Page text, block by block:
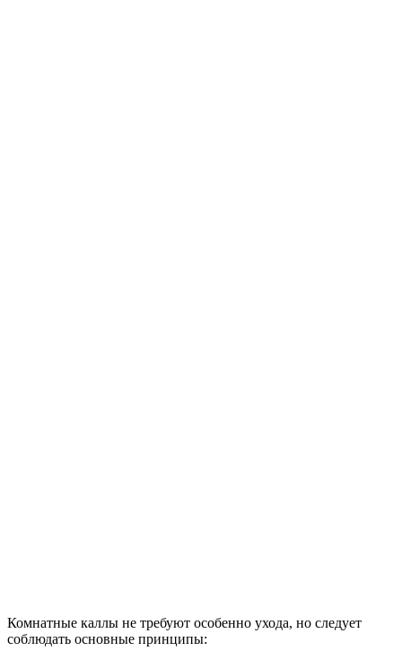
Комнатные каллы не требуют особенно ухода, но следует
соблюдать основные принципы: